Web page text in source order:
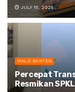
JULY 15, 2025
HALO BANTEN
Percepat
Resmikan